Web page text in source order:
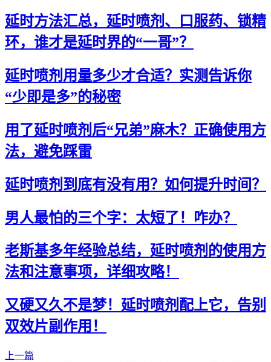
延时方法汇总，延时喷剂、口服药、锁精
环，谁才是延时界的“一哥”？
延时喷剂用量多少才合适？实测告诉你
“少即是多”的秘密
用了延时喷剂后“兄弟”麻木？正确使用方
法，避免踩雷
延时喷剂到底有没有用？如何提升时间？
男人最怕的三个字：太短了！咋办？
老斯基多年经验总结，延时喷剂的使用方
法和注意事项，详细攻略！
又硬又久不是梦！延时喷剂配上它，告别
双效片副作用！
上一篇